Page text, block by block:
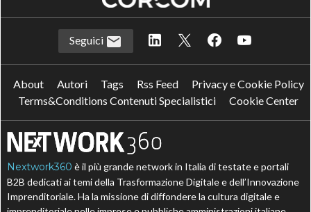
Seguici
About Autori Tags Rss Feed
Privacy e Cookie Policy
Terms&Conditions Contenuti Specialistici
Cookie Center
Nextwork360 è il più grande network in Italia di testate e portali
B2B dedicati ai temi della Trasformazione Digitale e dell’Innovazione
Imprenditoriale. Ha la missione di diffondere la cultura digitale e